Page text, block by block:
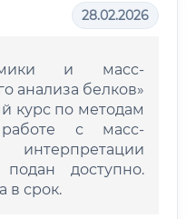
28.02.2026
и масс-
анализа белков»
курс по методам
работе с масс-
доступно.
в срок.